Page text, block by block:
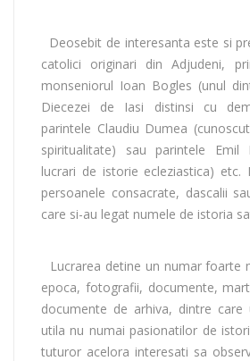
Deosebit de interesanta este si
catolici originari din Adjudeni,
monseniorul Ioan Bogles (unul
Diecezei de Iasi distinsi cu
parintele Claudiu Dumea
spiritualitate) sau parintele Emil
lucrari de istorie ecleziastica)
persoanele consacrate, dascalii
care si-au legat numele de istoria
Lucrarea detine un numar foarte
epoca, fotografii, documente,
documente de arhiva, dintre care
utila nu numai pasionatilor de
tuturor acelora interesati sa